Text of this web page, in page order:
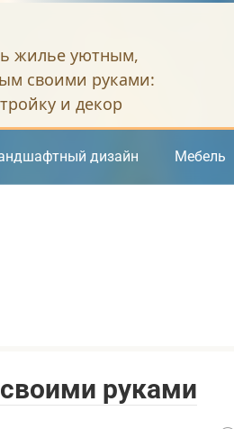
жилье уютным,
своими руками:
и декор
дизайн Мебель
руками